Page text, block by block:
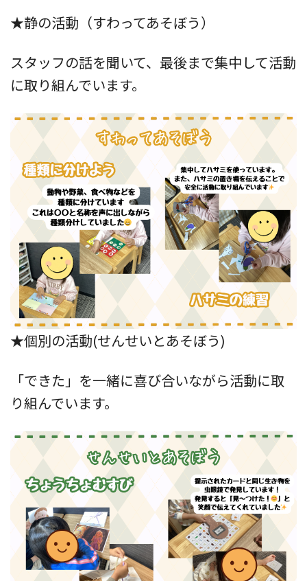
★静の活動（すわってあそぼう）
スタッフの話を聞いて、最後まで集中して活動
に取り組んでいます。
★個別の活動(せんせいとあそぼう)
「できた」を一緒に喜び合いながら活動に取
り組んでいます。